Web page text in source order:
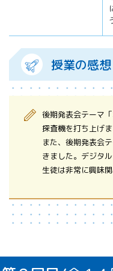
授業の感
後期発表会テーマ
探査機を打ち上げ
また、後期発表会
きました。デジタ
生徒は非常に興味